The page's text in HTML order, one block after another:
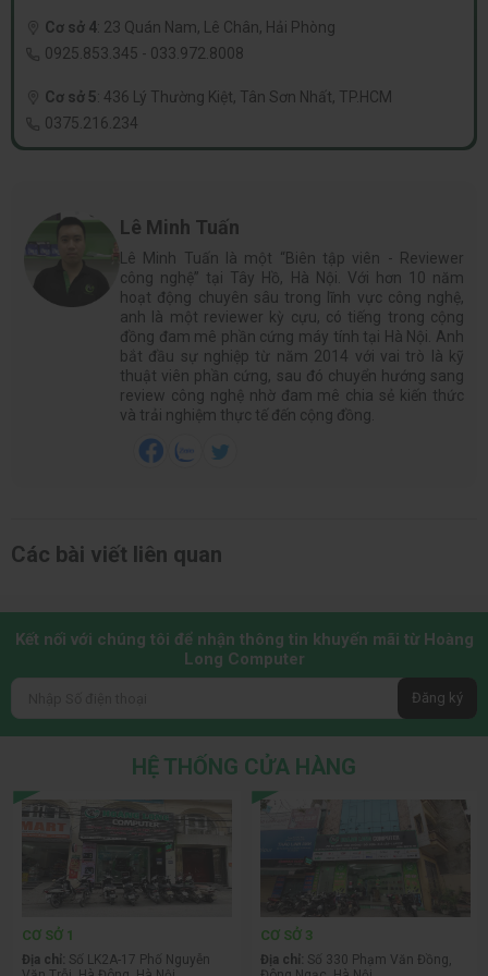
Cơ sở 4: 23 Quán Nam, Lê Chân, Hải Phòng
0925.853.345 - 033.972.8008
Cơ sở 5: 436 Lý Thường Kiệt, Tân Sơn Nhất, TP.HCM
0375.216.234
Lê Minh Tuấn
Lê Minh Tuấn là một “Biên tập viên - Reviewer
công nghệ” tại Tây Hồ, Hà Nội. Với hơn 10 năm
hoạt động chuyên sâu trong lĩnh vực công nghệ,
anh là một reviewer kỳ cựu, có tiếng trong cộng
đồng đam mê phần cứng máy tính tại Hà Nội. Anh
bắt đầu sự nghiệp từ năm 2014 với vai trò là kỹ
thuật viên phần cứng, sau đó chuyển hướng sang
review công nghệ nhờ đam mê chia sẻ kiến thức
và trải nghiệm thực tế đến cộng đồng.
Các bài viết liên quan
Kết nối với chúng tôi để nhận thông tin khuyến mãi từ Hoàng
Long Computer
Đăng ký
HỆ THỐNG CỬA HÀNG
CƠ SỞ 1
Địa chỉ: Số LK2A-17 Phố Nguyễn
CƠ SỞ 3
Địa chỉ: Số 330 Phạm Văn Đồng,